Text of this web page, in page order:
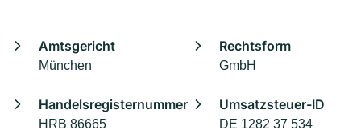
Amtsgericht
München
Rechtsform
GmbH
Handelsregisternummer
HRB 86665
Umsatzsteuer-ID
DE 1282 37 534